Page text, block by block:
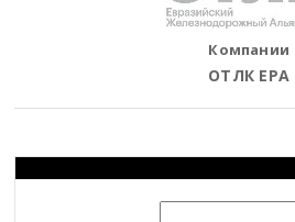
Компании
ОТЛК ЕРА